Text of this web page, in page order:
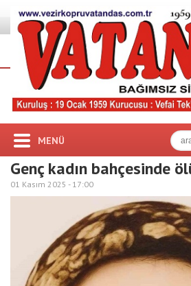
MENÜ
Genç kadın bahçesinde
01 Kasım 2025 - 17:00